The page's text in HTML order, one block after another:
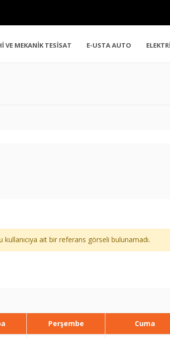
VE MEKANİK TESİSAT E-USTA AUTO
kullanıcıya ait bir referans görseli bulunamadı.
Perşembe Cuma